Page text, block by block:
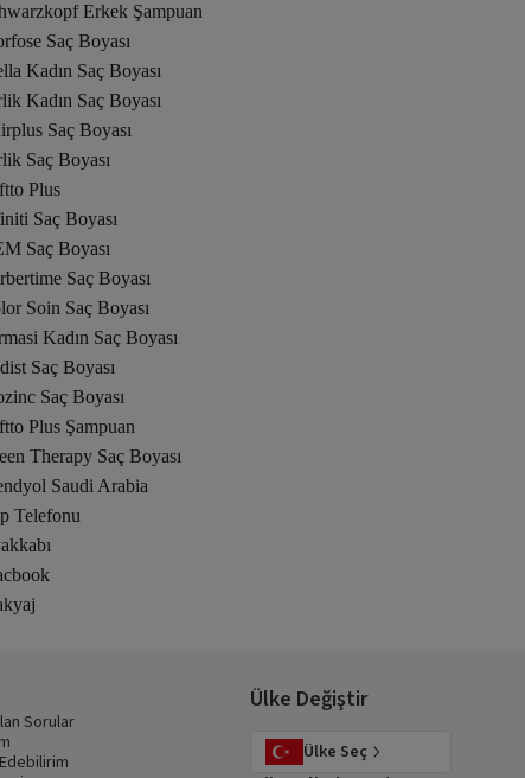
Erkek Şampuan
Saç Boyası
Kadın Saç Boyası
Kadın Saç Boyası
Saç Boyası
Saç Boyası
Plus
Saç Boyası
Saç Boyası
Saç Boyası
Soin Saç Boyası
Kadın Saç Boyası
Saç Boyası
Saç Boyası
Plus Şampuan
Therapy Saç Boyası
Saudi Arabia
Telefonu
Sorular
Ülke Değiştir
Ülke Seç